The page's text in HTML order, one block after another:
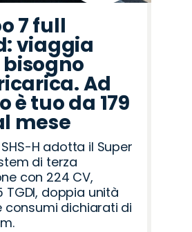
7 full
viaggia
Ad
è tuo da 179
mese
H adotta il Super
di terza
con 224 CV,
TGDI, doppia unità
consumi dichiarati di